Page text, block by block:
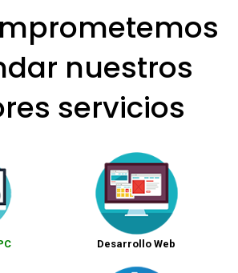
nuestros
servicios
Desarrollo Web